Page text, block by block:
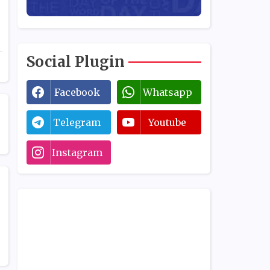
Social Plugin
Facebook Whatsapp
Telegram Youtube
Instagram